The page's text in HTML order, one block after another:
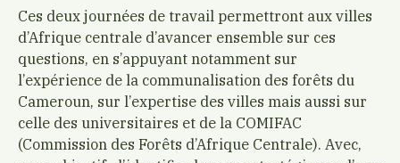
Ces deux journées de travail permettront aux villes
d’Afrique centrale d’avancer ensemble sur ces
questions, en s’appuyant notamment sur
l’expérience de la communalisation des forêts du
Cameroun, sur l’expertise des villes mais aussi sur
celle des universitaires et de la COMIFAC
(Commission des Forêts d’Afrique Centrale). Avec,